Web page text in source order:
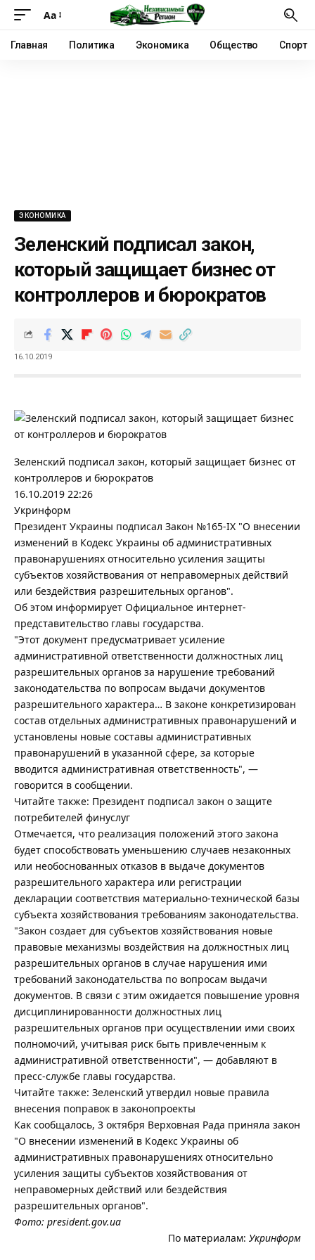
Аа
Главная Политика Экономика Общество Спорт
ЭКОНОМИКА
Зеленский подписал закон,
который защищает бизнес от
контроллеров и бюрократов
16.10.2019
Зеленский подписал закон, который защищает бизнес от
контроллеров и бюрократов
16.10.2019 22:26
Укринформ
Президент Украины подписал Закон №165-IX "О внесении
изменений в Кодекс Украины об административных
правонарушениях относительно усиления защиты
субъектов хозяйствования от неправомерных действий
или бездействия разрешительных органов".
Об этом информирует Официальное интернет-
представительство главы государства.
"Этот документ предусматривает усиление
административной ответственности должностных лиц
разрешительных органов за нарушение требований
законодательства по вопросам выдачи документов
разрешительного характера… В законе конкретизирован
состав отдельных административных правонарушений и
установлены новые составы административных
правонарушений в указанной сфере, за которые
вводится административная ответственность", —
говорится в сообщении.
Читайте также: Президент подписал закон о защите
потребителей финуслуг
Отмечается, что реализация положений этого закона
будет способствовать уменьшению случаев незаконных
или необоснованных отказов в выдаче документов
разрешительного характера или регистрации
декларации соответствия материально-технической базы
субъекта хозяйствования требованиям законодательства.
"Закон создает для субъектов хозяйствования новые
правовые механизмы воздействия на должностных лиц
разрешительных органов в случае нарушения ими
требований законодательства по вопросам выдачи
документов. В связи с этим ожидается повышение уровня
дисциплинированности должностных лиц
разрешительных органов при осуществлении ими своих
полномочий, учитывая риск быть привлеченным к
административной ответственности", — добавляют в
пресс-службе главы государства.
Читайте также: Зеленский утвердил новые правила
внесения поправок в законопроекты
Как сообщалось, 3 октября Верховная Рада приняла закон
"О внесении изменений в Кодекс Украины об
административных правонарушениях относительно
усиления защиты субъектов хозяйствования от
неправомерных действий или бездействия
разрешительных органов".
Фото: president.gov.ua
По материалам: Укринформ